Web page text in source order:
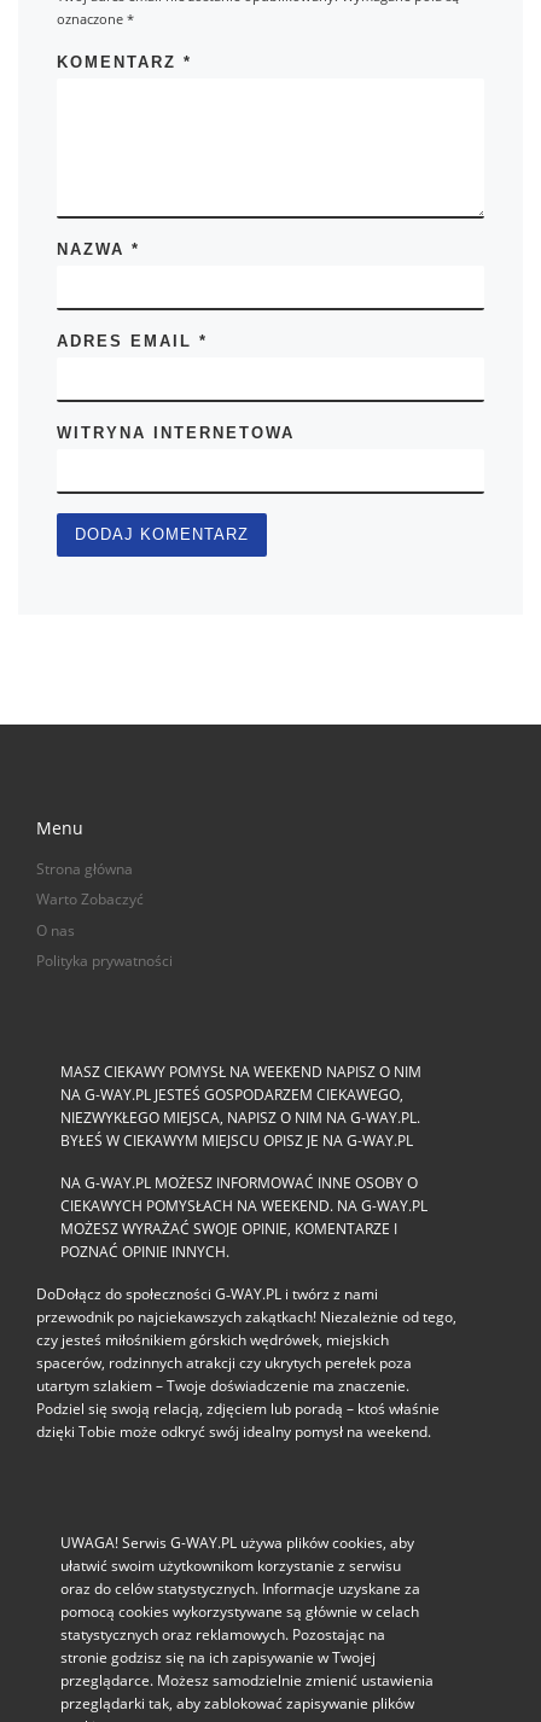
oznaczone*
KOMENTARZ*
NAZWA*
ADRES EMAIL*
WITRYNA INTERNETOWA
Menu
Strona główna
Warto Zobaczyć
O nas
Polityka prywatności
MASZ CIEKAWY POMYSŁ NA WEEKEND NAPISZ O NIM
NA G-WAY.PL JESTEŚ GOSPODARZEM CIEKAWEGO,
NIEZWYKŁEGO MIEJSCA, NAPISZ O NIM NA G-WAY.PL.
BYŁEŚ W CIEKAWYM MIEJSCU OPISZ JE NA G-WAY.PL
NA G-WAY.PL MOŻESZ INFORMOWAĆ INNE OSOBY O
CIEKAWYCH POMYSŁACH NA WEEKEND. NA G-WAY.PL
MOŻESZ WYRAŻAĆ SWOJE OPINIE, KOMENTARZE I
POZNAĆ OPINIE INNYCH.
DoDołącz do społeczności G‑WAY.PL i twórz z nami
przewodnik po najciekawszych zakątkach! Niezależnie od tego,
czy jesteś miłośnikiem górskich wędrówek, miejskich
spacerów, rodzinnych atrakcji czy ukrytych perełek poza
utartym szlakiem – Twoje doświadczenie ma znaczenie.
Podziel się swoją relacją, zdjęciem lub poradą – ktoś właśnie
dzięki Tobie może odkryć swój idealny pomysł na weekend.
UWAGA! Serwis G-WAY.PL używa plików cookies, aby
ułatwić swoim użytkownikom korzystanie z serwisu
oraz do celów statystycznych. Informacje uzyskane za
pomocą cookies wykorzystywane są głównie w celach
statystycznych oraz reklamowych. Pozostając na
stronie godzisz się na ich zapisywanie w Twojej
przeglądarce. Możesz samodzielnie zmienić ustawienia
przeglądarki tak, aby zablokować zapisywanie plików